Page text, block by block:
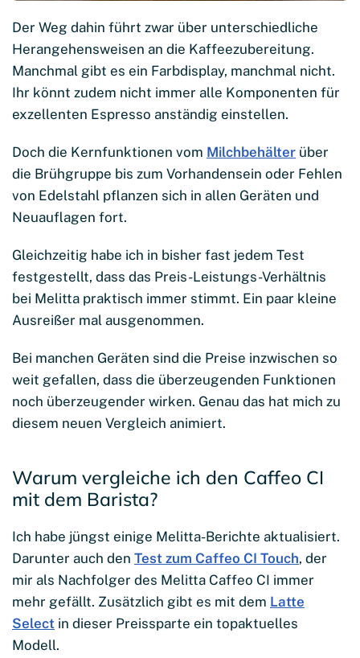
Der Weg dahin führt zwar über unterschiedliche
Herangehensweisen an die Kaffeezubereitung.
Manchmal gibt es ein Farbdisplay, manchmal nicht.
Ihr könnt zudem nicht immer alle Komponenten für
exzellenten Espresso anständig einstellen.
Doch die Kernfunktionen vom Milchbehälter über
die Brühgruppe bis zum Vorhandensein oder Fehlen
von Edelstahl pflanzen sich in allen Geräten und
Neuauflagen fort.
Gleichzeitig habe ich in bisher fast jedem Test
festgestellt, dass das Preis-Leistungs-Verhältnis
bei Melitta praktisch immer stimmt. Ein paar kleine
Ausreißer mal ausgenommen.
Bei manchen Geräten sind die Preise inzwischen so
weit gefallen, dass die überzeugenden Funktionen
noch überzeugender wirken. Genau das hat mich zu
diesem neuen Vergleich animiert.
Warum vergleiche ich den Caffeo CI
mit dem Barista?
Ich habe jüngst einige Melitta-Berichte aktualisiert.
Darunter auch den Test zum Caffeo CI Touch, der
mir als Nachfolger des Melitta Caffeo CI immer
mehr gefällt. Zusätzlich gibt es mit dem Latte
Select in dieser Preissparte ein topaktuelles
Modell.